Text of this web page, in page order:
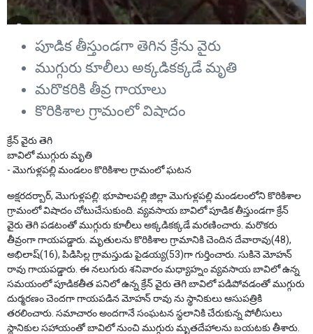
పూడిక తీస్తుండగా తెగిన క్రేను వైరు
ముగ్గురు కూలీలు అక్కడికక్కడే మృతి
మరొకరికి తీవ్ర గాయాలు
కొరికిశాల గ్రామంలో విషాదం
క్రేన్ వైరు తెగి
బావిలో ముగ్గురు మృతి
- మొగుళ్లపల్లి మండలం కొరికిశాల గ్రామంలో ఘటన
అక్షరదర్బార్, మొగుళ్లపల్లి: భూపాలపల్లి జిల్లా మొగుళ్లపల్లి మండలంలోని కొరికిశాల
గ్రామంలో విషాదం చోటుచేసుకుంది. వ్యవసాయ బావిలో పూడిక తీస్తుండగా క్రేన్
వైరు తెగి పడటంతో ముగ్గురు కూలీలు అక్కడికక్కడే మరణించారు. మరొకరు
తీవ్రంగా గాయపడ్డారు. మృతులను కొరికిశాల గ్రామానికి చెందిన దేవారావు(48),
అభిలాష్(16), పిడిసిల్ల గ్రామస్తుడు పైడయ్య(53)గా గుర్తించారు. సుకినె మోహన్
రావు గాయపడ్డారు. ఈ నలుగురు శనివారం మధ్యాహ్నం వ్యవసాయ బావిలో ఉన్న
సమయంలో పూడికతీత పనిలో ఉన్న క్రేన్ వైరు తెగి బావిలో పడిపోవడంతో ముగ్గురు
దుర్మరణం చెందగా గాయపడిన మోహన్ రావు ను స్థానికులు ఆసుపత్రికి
తరలించారు. సమాచారం అందగానే సంఘటన స్థలానికి చేరుకున్న పోలీసులు
స్థానికుల సహాయంతో బావిలో నుంచి ముగ్గురు మృతదేహాలను బయటకు తీశారు.